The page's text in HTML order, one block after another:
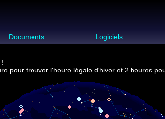
Documents Logiciels
!
pour trouver l'heure légale d'hiver et 2 heures